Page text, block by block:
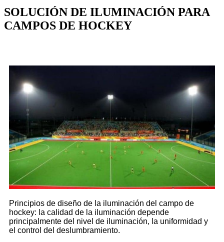
SOLUCIÓN DE ILUMINACIÓN PARA
CAMPOS DE HOCKEY
Principios de diseño de la iluminación del campo de
hockey: la calidad de la iluminación depende
principalmente del nivel de iluminación, la uniformidad y
el control del deslumbramiento.